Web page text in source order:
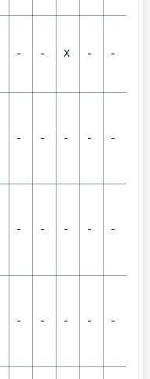
- - X - -
- - - - -
- - - - -
- - - - -